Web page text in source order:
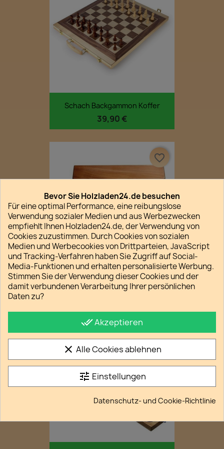
Schach Backgammon Koffer
39,90 €
Hus Aus Samena
34,90 €
favorite_border
favorite_border
Bevor Sie Holzladen24.de besuchen
Für eine optimal Performance, eine reibungslose
Verwendung sozialer Medien und aus Werbezwecken
empfiehlt Ihnen Holzladen24.de, der Verwendung von
Cookies zuzustimmen. Durch Cookies von sozialen
Medien und Werbecookies von Drittparteien, JavaScript
und Tracking-Verfahren haben Sie Zugriff auf Social-
Media-Funktionen und erhalten personalisierte Werbung.
Stimmen Sie der Verwendung dieser Cookies und der
damit verbundenen Verarbeitung Ihrer persönlichen
Daten zu?
done_allAkzeptieren
clear Alle Cookies ablehnen
tune Einstellungen
Datenschutz- und Cookie-Richtlinie